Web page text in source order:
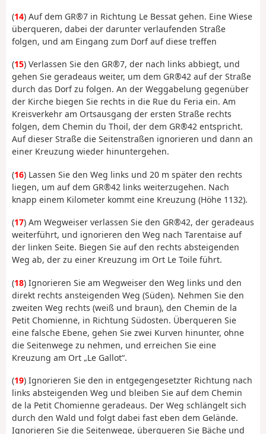
(14) Auf dem GR®7 in Richtung Le Bessat gehen. Eine Wiese
überqueren, dabei der darunter verlaufenden Straße
folgen, und am Eingang zum Dorf auf diese treffen
(15) Verlassen Sie den GR®7, der nach links abbiegt, und
gehen Sie geradeaus weiter, um dem GR®42 auf der Straße
durch das Dorf zu folgen. An der Weggabelung gegenüber
der Kirche biegen Sie rechts in die Rue du Feria ein. Am
Kreisverkehr am Ortsausgang der ersten Straße rechts
folgen, dem Chemin du Thoil, der dem GR®42 entspricht.
Auf dieser Straße die Seitenstraßen ignorieren und dann an
einer Kreuzung wieder hinuntergehen.
(16) Lassen Sie den Weg links und 20 m später den rechts
liegen, um auf dem GR®42 links weiterzugehen. Nach
knapp einem Kilometer kommt eine Kreuzung (Höhe 1132).
(17) Am Wegweiser verlassen Sie den GR®42, der geradeaus
weiterführt, und ignorieren den Weg nach Tarentaise auf
der linken Seite. Biegen Sie auf den rechts absteigenden
Weg ab, der zu einer Kreuzung im Ort Le Toile führt.
(18) Ignorieren Sie am Wegweiser den Weg links und den
direkt rechts ansteigenden Weg (Süden). Nehmen Sie den
zweiten Weg rechts (weiß und braun), den Chemin de la
Petit Chomienne, in Richtung Südosten. Überqueren Sie
eine falsche Ebene, gehen Sie zwei Kurven hinunter, ohne
die Seitenwege zu nehmen, und erreichen Sie eine
Kreuzung am Ort „Le Gallot“.
(19) Ignorieren Sie den in entgegengesetzter Richtung nach
links absteigenden Weg und bleiben Sie auf dem Chemin
de la Petit Chomienne geradeaus. Der Weg schlängelt sich
durch den Wald und folgt dabei fast eben dem Gelände.
Ignorieren Sie die Seitenwege, überqueren Sie Bäche und